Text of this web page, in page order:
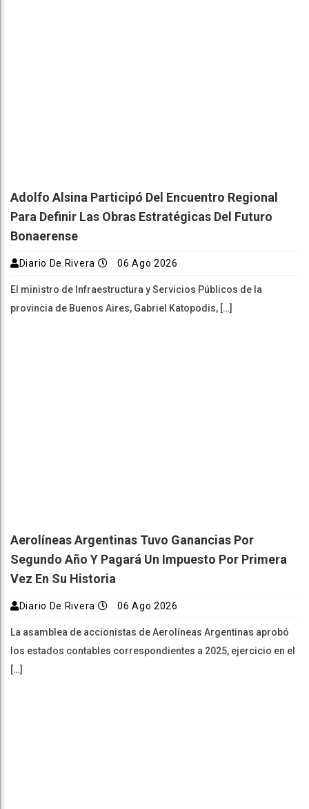
Adolfo Alsina Participó Del Encuentro Regional
Para Definir Las Obras Estratégicas Del Futuro
Bonaerense
Diario De Rivera 06 Ago 2026
El ministro de Infraestructura y Servicios Públicos de la
provincia de Buenos Aires, Gabriel Katopodis, […]
Aerolíneas Argentinas Tuvo Ganancias Por
Segundo Año Y Pagará Un Impuesto Por Primera
Vez En Su Historia
Diario De Rivera 06 Ago 2026
La asamblea de accionistas de Aerolíneas Argentinas aprobó
los estados contables correspondientes a 2025, ejercicio en el
[…]